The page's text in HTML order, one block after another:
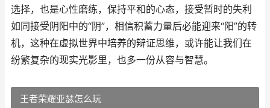
选择，也是心性磨练，保持平和的心态，接受暂时的失利
如同接受阴阳中的“阴”，相信积蓄力量后必能迎来“阳”的转
机，这种在虚拟世界中培养的辩证思维，或许能让我们在
纷繁复杂的现实光影里，也多一份从容与智慧。
王者荣耀亚瑟怎么玩